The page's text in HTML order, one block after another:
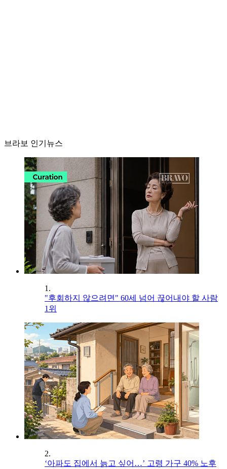
브라보 인기뉴스
1.
"후회하지 않으려면" 60세 넘어 끊어내야 할 사람
1위
2.
‘아파도 집에서 늙고 싶어…’ 고령 가구 40% 노후